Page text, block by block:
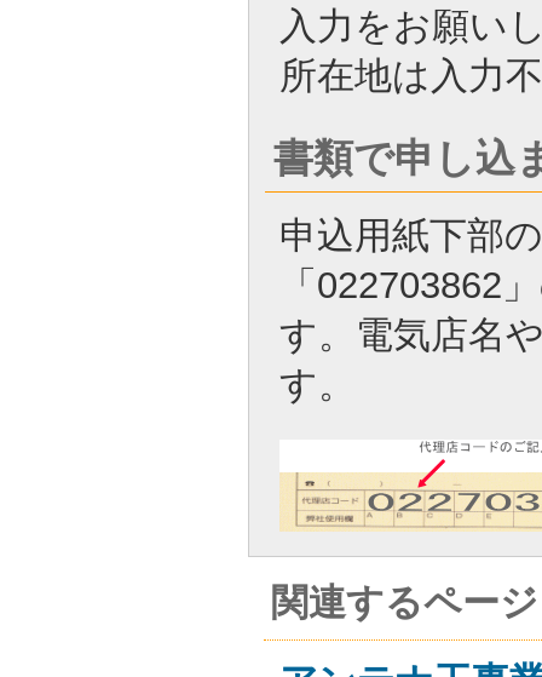
入力をお願い
所在地は入力
書類で申し込
申込用紙下部
「022703862
す。電気店名
す。
関連するページ